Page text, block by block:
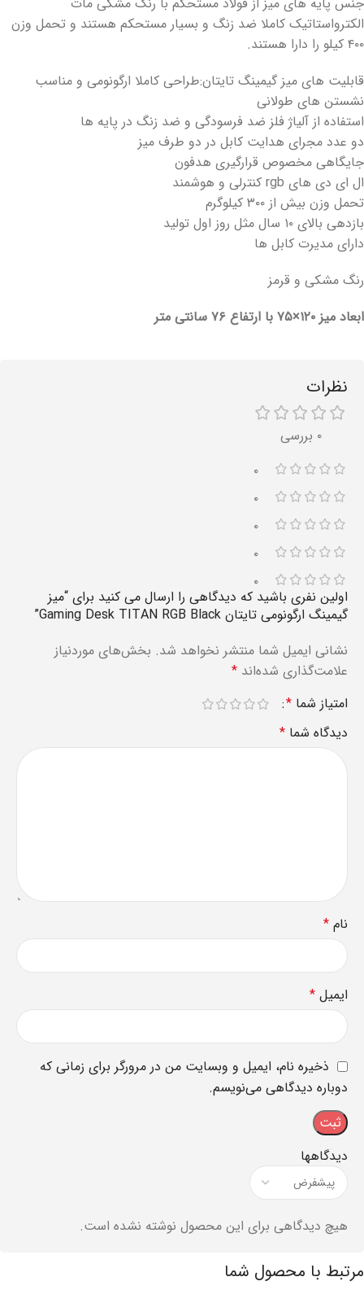
الکترواستاتیک کاملا ضد زنگ و بسیار مستحکم هستند و تحمل وزن
۴۰۰ کیلو را دارا هستند.
قابلیت های میز گیمینگ تایتان:طراحی کاملا ارگونومی و مناسب
نشستن های طولانی
استفاده از آلیاژ فلز ضد فرسودگی و ضد زنگ در پایه ها
دو عدد مجرای هدایت کابل در دو طرف میز
جایگاهی مخصوص قرارگیری هدفون
ال ای دی های rgb کنترلی و هوشمند
تحمل وزن بیش از ۳۰۰ کیلوگرم
بازدهی بالای ۱۰ سال مثل روز اول تولید
دارای مدیرت کابل ها
رنگ مشکی و قرمز
ابعاد میز ۱۲۰×۷۵ با ارتفاع ۷۶ سانتی متر
نظرات
۰ بررسی
۰
۰
۰
۰
۰
دیدگاهها
هیچ دیدگاهی برای این محصول نوشته نشده است.
اولین نفری باشید که دیدگاهی را ارسال می کنید برای “میز
گیمینگ ارگونومی تایتان Gaming Desk TITAN RGB Black”
نشانی ایمیل شما منتشر نخواهد شد. بخش‌های موردنیاز
علامت‌گذاری شده‌اند *
امتیاز شما *
دیدگاه شما *
نام *
ایمیل *
ذخیره نام، ایمیل و وبسایت من در مرورگر برای زمانی که
دوباره دیدگاهی می‌نویسم.
مرتبط با محصول شما